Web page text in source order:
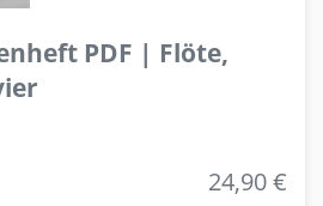
PDF | Flöte,
24,90 €